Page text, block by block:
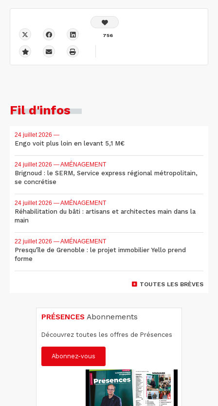
756
Fil d'infos
24 juillet 2026 —
Engo voit plus loin en levant 5,1 M€
24 juillet 2026 — AMÉNAGEMENT
Brignoud : le SERM, Service express régional métropolitain,
se concrétise
24 juillet 2026 — AMÉNAGEMENT
Réhabilitation du bâti : artisans et architectes main dans la
main
22 juillet 2026 — AMÉNAGEMENT
Presqu'île de Grenoble : le projet immobilier Yello prend
forme
TOUTES LES BRÈVES
PRÉSENCES Abonnements
Découvrez toutes les offres de Présences
Abonnez-vous